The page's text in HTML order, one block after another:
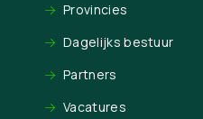
Provincies
Dagelijks bestuur
Partners
Vacatures